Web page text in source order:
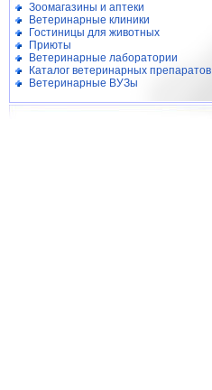
Зоомагазины и аптеки
Ветеринарные клиники
Гостиницы для животных
Приюты
Ветеринарные лаборатории
Каталог ветеринарных препаратов
Ветеринарные ВУЗы